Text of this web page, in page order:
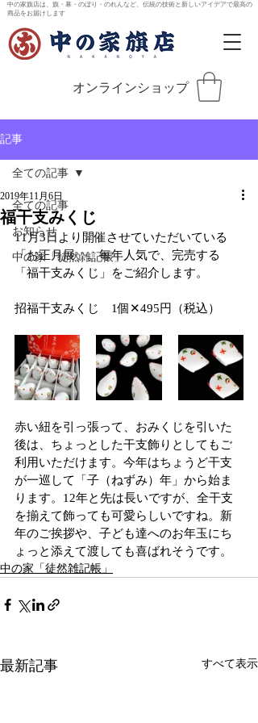
中の家旗店は、旗・幕・のぼり・のれんなど、伝統の技術と新しいアイデアで最高の
商品をお届けします
オンラインショップ
記事
全ての記事
お知らせ
中の家「徒然雑記帳」
全ての記事
福干支みくじ
2019年11月6日
11月3日より開催させていただいている
「お正月展」。毎年人気で、完売する
「福干支みくじ」をご紹介します。
招福干支みくじ　1個✕495円（税込）
赤い紐を引っ張って、おみくじを引いた
後は、ちょっとした干支飾りとしてもご
利用いただけます。今年はちょうど干支
が一巡して「子（ねずみ）年」から始ま
ります。12年と先は長いですが、全干支
を揃えて飾っても可愛らしいですね。新
年のご挨拶や、子ども達へのお年玉にち
ょっと添えて渡しても喜ばれそうです。
中の家「徒然雑記帳」
最新記事 すべて表示